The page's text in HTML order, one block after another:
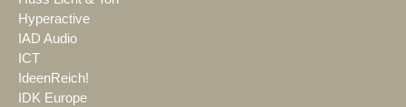
Hyperactive
IAD Audio
ICT
IdeenReich!
IDK Europe